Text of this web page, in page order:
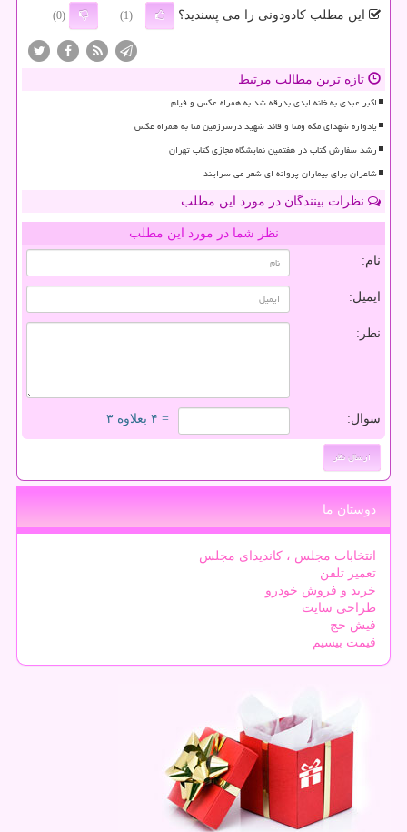
این مطلب کادودونی را می پسندید؟ (1)
(0)
تازه ترین مطالب مرتبط
اکبر عبدی به خانه ابدی بدرقه شد به همراه عکس و فیلم
یادواره شهدای مکه ومنا و قائد شهید درسرزمین منا به همراه عکس
رشد سفارش کتاب در هفتمین نمایشگاه مجازی کتاب تهران
شاعران برای بیماران پروانه ای شعر می سرایند
نظرات بینندگان در مورد این مطلب
نظر شما در مورد این مطلب
نام:
ایمیل:
نظر:
سوال: = ۴ بعلاوه ۳
دوستان ما
انتخابات مجلس ، کاندیدای مجلس
تعمیر تلفن
خرید و فروش خودرو
طراحی سایت
فیش حج
قیمت بیسیم